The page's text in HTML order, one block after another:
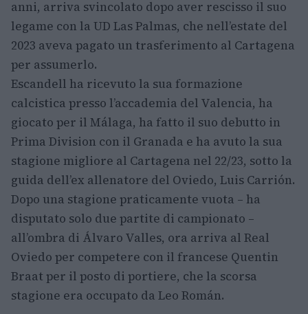
anni, arriva svincolato dopo aver rescisso il suo
legame con la UD Las Palmas, che nell’estate del
2023 aveva pagato un trasferimento al Cartagena
per assumerlo.
Escandell ha ricevuto la sua formazione
calcistica presso l’accademia del Valencia, ha
giocato per il Málaga, ha fatto il suo debutto in
Prima Division con il Granada e ha avuto la sua
stagione migliore al Cartagena nel 22/23, sotto la
guida dell’ex allenatore del Oviedo, Luis Carrión.
Dopo una stagione praticamente vuota – ha
disputato solo due partite di campionato –
all’ombra di Álvaro Valles, ora arriva al Real
Oviedo per competere con il francese Quentin
Braat per il posto di portiere, che la scorsa
stagione era occupato da Leo Román.